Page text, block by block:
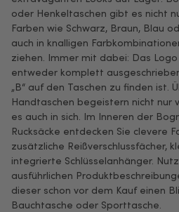
oder Henkeltaschen gibt es nicht
Farben wie Schwarz, Braun, Blau
auch in knalligen
ziehen. Immer mit dabei: Das
entweder komplett
„B“ auf den Taschen zu finden ist.
Handtaschen begeistern nicht nur
es auch in sich. Im Inneren der
Rucksäcke entdecken Sie clevere
zusätzliche Reißverschlussfächer,
integrierte Schlüsselanhänger.
ausführlichen
dieser schon vor dem Kauf einen
Bauchtasche oder Sporttasche.